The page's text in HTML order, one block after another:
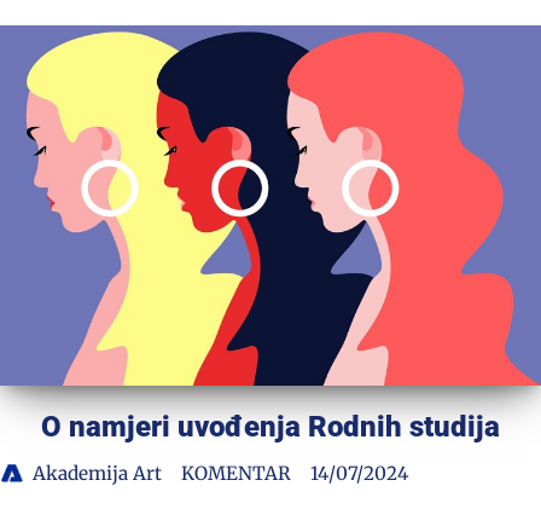
O namjeri uvođenja Rodnih studija
Akademija Art KOMENTAR 14/07/2024